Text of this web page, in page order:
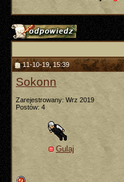
11-10-19, 15:39
Sokonn
Zarejestrowany: Wrz 2019
Postów: 4
Gulaj